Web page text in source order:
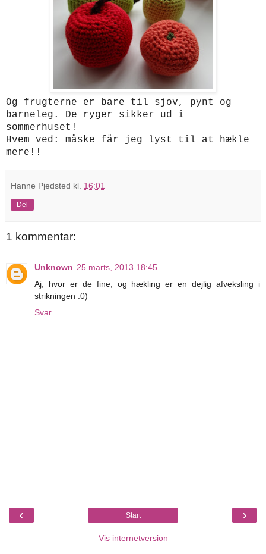
Og frugterne er bare til sjov, pynt og
barneleg. De ryger sikker ud i
sommerhuset!
Hvem ved: måske får jeg lyst til at hækle
mere!!
Hanne Pjedsted kl. 16:01
Del
1 kommentar:
Unknown 25 marts, 2013 18:45
Aj, hvor er de fine, og hækling er en dejlig afveksling i
strikningen .0)
Svar
‹ ›
Start
Vis internetversion